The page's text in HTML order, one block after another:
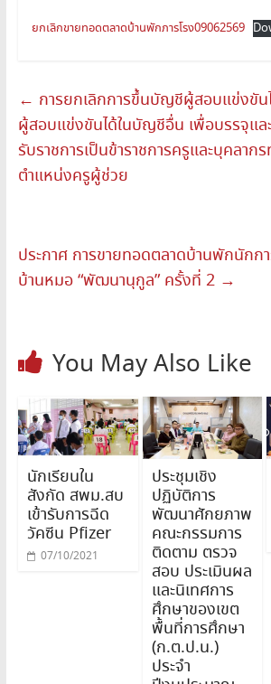
ยกเลิกขายทอดตลาดบ้านพักภารโรง09062569
← การยกเลิกการขึ้นบัญชีผู้สอบแข่งขั
ผู้สอบแข่งขันได้ในบัญชีอื่น เพื่อบรรจุแล
รับราชการเป็นข้าราชการครูและบุคลาก
ตำแหน่งครูผู้ช่วย
ประกาศ การขายทอดตลาดบ้านพักนักกา
บ้านหมอ “พัฒนานุกูล” ครั้งที่ 2 →
You May Also Like
นักเรียนใน
สังกัด สพม.สบ
เข้ารับการฉีด
วัคซีน Pfizer
07/10/2021
ประชุมเชิง
ปฏิบัติการ
พัฒนาศักยภาพ
คณะกรรมการ
ติดตาม ตรวจ
สอบ ประเมินผล
และนิเทศการ
ศึกษาของเขต
พื้นที่การศึกษา
(ก.ต.ป.น.)
ประจำ